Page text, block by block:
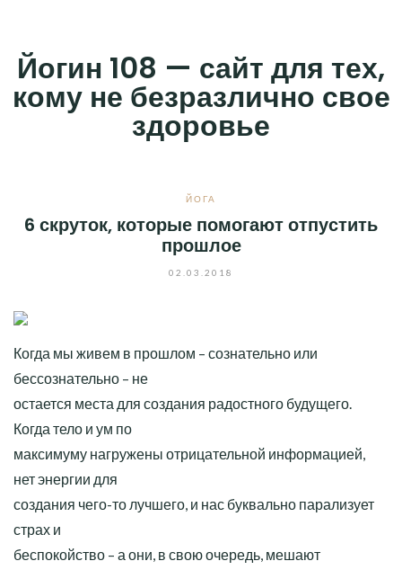
content
Йогин 108 — сайт для тех,
кому не безразлично свое
здоровье
ЙОГА
6 скруток, которые помогают отпустить
прошлое
02.03.2018
Когда мы живем в прошлом – сознательно или
бессознательно – не
остается места для создания радостного будущего.
Когда тело и ум по
максимуму нагружены отрицательной информацией,
нет энергии для
создания чего-то лучшего, и нас буквально парализует
страх и
беспокойство – а они, в свою очередь, мешают